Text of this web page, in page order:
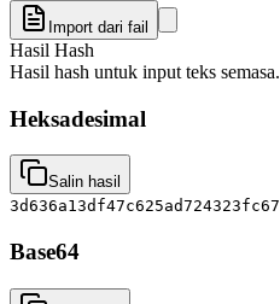
Import dari fail
Hasil Hash
Hasil hash untuk input teks semasa.
Heksadesimal
Salin hasil
Base64